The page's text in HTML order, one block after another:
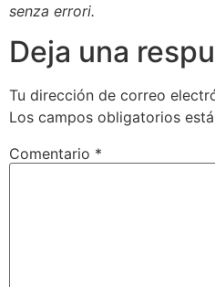
senza errori.
Deja una
Tu dirección de correo
Los campos obligatorios
Comentario *